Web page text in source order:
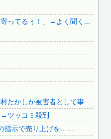
葬も許可します」→3万人の...
ム国籍の男が逮捕されまし...
百田尚樹代表による『ペット...
の捜索終了 12人救助し7...
年ぶり史上最大級の火山の...
にも0-1で敗北…3月のA...
ンダーに日本の富士山・...
対4で完敗＝韓国の反応
ってるぅ！」→よく聞く...
たかしが被害者として事...
→ツッコミ殺到
指示で売り上げを…...